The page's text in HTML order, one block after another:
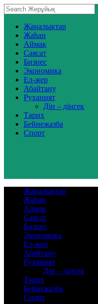
Жаңалықтар
Жаһан
Аймақ
Саясат
Бизнес
Экономика
Ел-жер
Абайтану
Руханият
Дін – діңгек
Тарих
Бейнежазба
Спорт
Жаңалықтар
Жаһан
Аймақ
Саясат
Бизнес
Экономика
Ел-жер
Абайтану
Руханият
Дін – діңгек
Тарих
Бейнежазба
Спорт